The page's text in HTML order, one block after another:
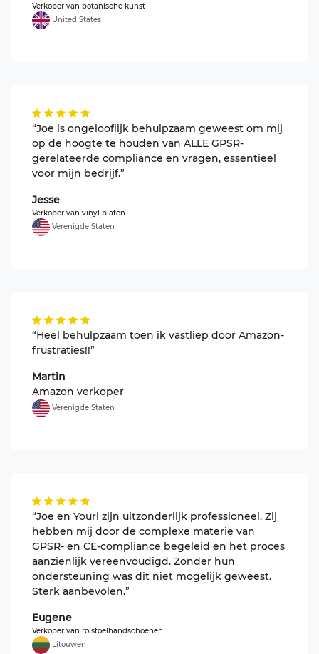
Verkoper van botanische kunst
United States
“Joe is ongelooflijk behulpzaam geweest om mij
op de hoogte te houden van ALLE GPSR-
gerelateerde compliance en vragen, essentieel
voor mijn bedrijf.”
Jesse
Verkoper van vinyl platen
Verenigde Staten
“Heel behulpzaam toen ik vastliep door Amazon-
frustraties!!”
Martin
Amazon verkoper
Verenigde Staten
“Joe en Youri zijn uitzonderlijk professioneel. Zij
hebben mij door de complexe materie van
GPSR- en CE-compliance begeleid en het proces
aanzienlijk vereenvoudigd. Zonder hun
ondersteuning was dit niet mogelijk geweest.
Sterk aanbevolen.”
Eugene
Verkoper van rolstoelhandschoenen
Litouwen